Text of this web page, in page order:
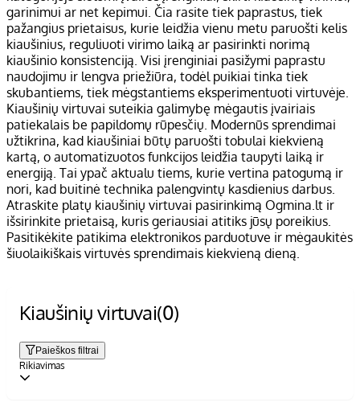
garinimui ar net kepimui. Čia rasite tiek paprastus, tiek
pažangius prietaisus, kurie leidžia vienu metu paruošti kelis
kiaušinius, reguliuoti virimo laiką ar pasirinkti norimą
kiaušinio konsistenciją. Visi įrenginiai pasižymi paprastu
naudojimu ir lengva priežiūra, todėl puikiai tinka tiek
skubantiems, tiek mėgstantiems eksperimentuoti virtuvėje.
Kiaušinių virtuvai suteikia galimybę mėgautis įvairiais
patiekalais be papildomų rūpesčių. Modernūs sprendimai
užtikrina, kad kiaušiniai būtų paruošti tobulai kiekvieną
kartą, o automatizuotos funkcijos leidžia taupyti laiką ir
energiją. Tai ypač aktualu tiems, kurie vertina patogumą ir
nori, kad buitinė technika palengvintų kasdienius darbus.
Atraskite platų kiaušinių virtuvai pasirinkimą Ogmina.lt ir
išsirinkite prietaisą, kuris geriausiai atitiks jūsų poreikius.
Pasitikėkite patikima elektronikos parduotuve ir mėgaukitės
šiuolaikiškais virtuvės sprendimais kiekvieną dieną.
Kiaušinių virtuvai(0)
Paieškos filtrai
Rikiavimas